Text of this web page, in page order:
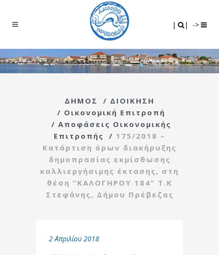
| | ->
ΔΗΜΟΣ / ΔΙΟΙΚΗΣΗ
/ Οικονομική Επιτροπή
/ Αποφάσεις Οικονομικής
Επιτροπής
/ 175/2018 –
Κατάρτιση όρων διακήρυξης
δημοπρασίας εκμίσθωσης
καλλιεργήσιμης έκτασης, στη
θέση “ΚΑΛΟΓΗΡΟΥ 184” Τ.Κ
Στεφάνης, Δήμου Πρέβεζας
2 Απριλίου 2018